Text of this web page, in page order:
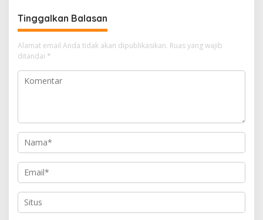
Tinggalkan Balasan
Alamat email Anda tidak akan dipublikasikan. Ruas yang wajib
ditandai *